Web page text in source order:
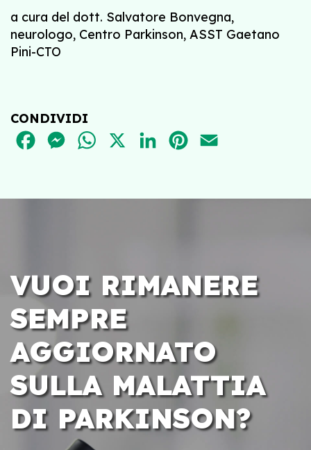
a cura del dott. Salvatore Bonvegna,
neurologo, Centro Parkinson, ASST Gaetano
Pini-CTO
CONDIVIDI
FACEBOOKMESSENGER
WHATSAPPLINKEDINPINTEREST
VUOI RIMANERE
SEMPRE
AGGIORNATO
SULLA MALATTIA
DI PARKINSON?